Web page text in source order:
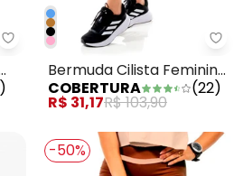
Cobertura - Blusa Fitness
)
Bermuda Cilista Feminino
Azul
COBERTURA (22)
R$ 31,17R$ 103,90
-50%